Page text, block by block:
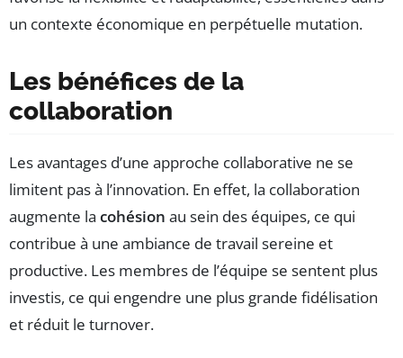
un contexte économique en perpétuelle mutation.
Les bénéfices de la
collaboration
Les avantages d’une approche collaborative ne se
limitent pas à l’innovation. En effet, la collaboration
augmente la cohésion au sein des équipes, ce qui
contribue à une ambiance de travail sereine et
productive. Les membres de l’équipe se sentent plus
investis, ce qui engendre une plus grande fidélisation
et réduit le turnover.